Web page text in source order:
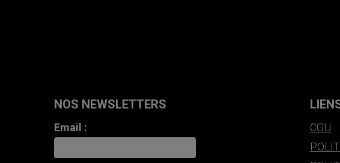
NOS NEWSLETTERS
Email :
CGU